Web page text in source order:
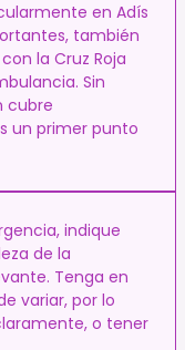
en Adís
también
la Cruz Roja
Sin
cubre
un primer punto
indique
de la
Tenga en
variar, por lo
o tener